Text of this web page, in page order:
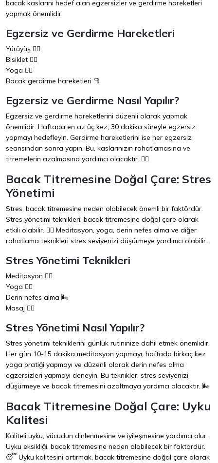
bacak kaslarını hedef alan egzersizler ve gerdirme hareketleri
yapmak önemlidir.
Egzersiz ve Gerdirme Hareketleri
Yürüyüş 🚶‍♂️
Bisiklet 🚴‍♀️
Yoga 🧘‍♀️
Bacak gerdirme hareketleri 🦿
Egzersiz ve Gerdirme Nasıl Yapılır?
Egzersiz ve gerdirme hareketlerini düzenli olarak yapmak
önemlidir. Haftada en az üç kez, 30 dakika süreyle egzersiz
yapmayı hedefleyin. Gerdirme hareketlerini ise her egzersiz
seansından sonra yapın. Bu, kaslarınızın rahatlamasına ve
titremelerin azalmasına yardımcı olacaktır. 🧘‍♂️
Bacak Titremesine Doğal Çare: Stres
Yönetimi
Stres, bacak titremesine neden olabilecek önemli bir faktördür.
Stres yönetimi teknikleri, bacak titremesine doğal çare olarak
etkili olabilir. 🧘‍♀️ Meditasyon, yoga, derin nefes alma ve diğer
rahatlama teknikleri stres seviyenizi düşürmeye yardımcı olabilir.
Stres Yönetimi Teknikleri
Meditasyon 🧘‍♀️
Yoga 🧘‍♂️
Derin nefes alma 🌬️
Masaj 💆‍♀️
Stres Yönetimi Nasıl Yapılır?
Stres yönetimi tekniklerini günlük rutininize dahil etmek önemlidir.
Her gün 10-15 dakika meditasyon yapmayı, haftada birkaç kez
yoga pratiği yapmayı ve düzenli olarak derin nefes alma
egzersizleri yapmayı deneyin. Bu teknikler, stres seviyenizi
düşürmeye ve bacak titremesini azaltmaya yardımcı olacaktır. 🌬️
Bacak Titremesine Doğal Çare: Uyku
Kalitesi
Kaliteli uyku, vücudun dinlenmesine ve iyileşmesine yardımcı olur.
Uyku eksikliği, bacak titremesine neden olabilecek bir faktördür.
😴 Uyku kalitesini artırmak, bacak titremesine doğal çare olarak